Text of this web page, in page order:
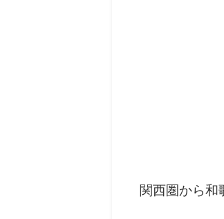
関西圏から和